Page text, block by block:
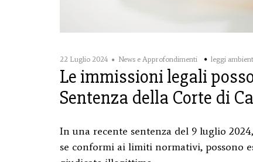
22 Luglio 2024 News e Approfondimenti leggi
Le immissioni legali
Sentenza della Corte di
In una recente sentenza del 9 luglio
se conformi ai limiti normativi, possono